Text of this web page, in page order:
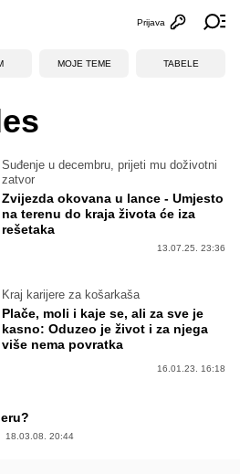
Otvori
Prijava
MOJE TEME TABELE
Suđenje u decembru, prijeti mu doživotni
zatvor
Zvijezda okovana u lance - Umjesto
na terenu do kraja života će iza
rešetaka
13.07.25. 23:36
Kraj karijere za košarkaša
Plače, moli i kaje se, ali za sve je
kasno: Oduzeo je život i za njega
više nema povratka
16.01.23. 16:18
18.03.08. 20:44